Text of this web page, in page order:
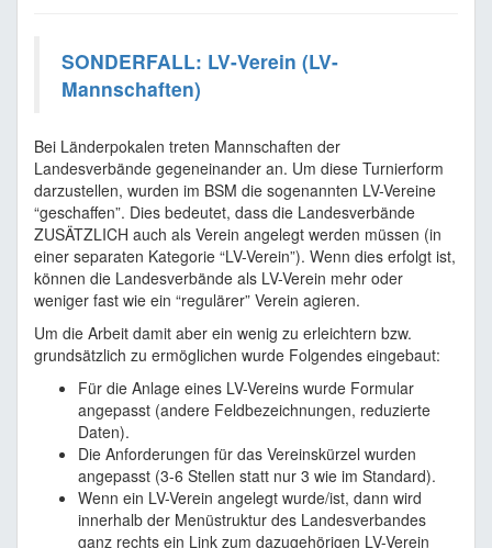
SONDERFALL: LV-Verein (LV-
Mannschaften)
Bei Länderpokalen treten Mannschaften der
Landesverbände gegeneinander an. Um diese Turnierform
darzustellen, wurden im BSM die sogenannten LV-Vereine
“geschaffen”. Dies bedeutet, dass die Landesverbände
ZUSÄTZLICH auch als Verein angelegt werden müssen (in
einer separaten Kategorie “LV-Verein”). Wenn dies erfolgt ist,
können die Landesverbände als LV-Verein mehr oder
weniger fast wie ein “regulärer” Verein agieren.
Um die Arbeit damit aber ein wenig zu erleichtern bzw.
grundsätzlich zu ermöglichen wurde Folgendes eingebaut:
Für die Anlage eines LV-Vereins wurde Formular
angepasst (andere Feldbezeichnungen, reduzierte
Daten).
Die Anforderungen für das Vereinskürzel wurden
angepasst (3-6 Stellen statt nur 3 wie im Standard).
Wenn ein LV-Verein angelegt wurde/ist, dann wird
innerhalb der Menüstruktur des Landesverbandes
ganz rechts ein Link zum dazugehörigen LV-Verein